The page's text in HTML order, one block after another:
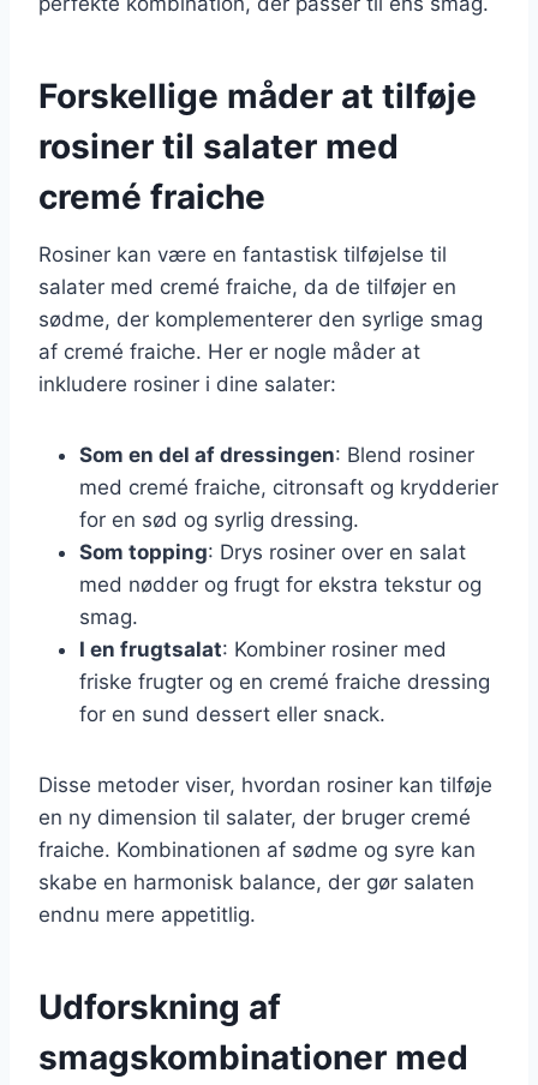
Forskellige måder at tilføje
rosiner til salater med
cremé fraiche
Rosiner kan være en fantastisk tilføjelse til
salater med cremé fraiche, da de tilføjer en
sødme, der komplementerer den syrlige smag
af cremé fraiche. Her er nogle måder at
inkludere rosiner i dine salater:
Som en del af dressingen: Blend rosiner
med cremé fraiche, citronsaft og krydderier
for en sød og syrlig dressing.
Som topping: Drys rosiner over en salat
med nødder og frugt for ekstra tekstur og
smag.
I en frugtsalat: Kombiner rosiner med
friske frugter og en cremé fraiche dressing
for en sund dessert eller snack.
Disse metoder viser, hvordan rosiner kan tilføje
en ny dimension til salater, der bruger cremé
fraiche. Kombinationen af sødme og syre kan
skabe en harmonisk balance, der gør salaten
endnu mere appetitlig.
Udforskning af
smagskombinationer med